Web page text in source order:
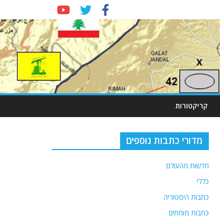
קריקטורות
מדורי כתבות נוספים
חדשות מהעולם
כללי
כתבות היסטוריה
כתבות מומחים